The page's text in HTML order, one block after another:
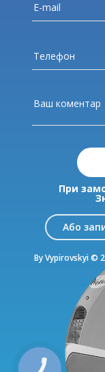
При
Або
By Vypirovskyi ©